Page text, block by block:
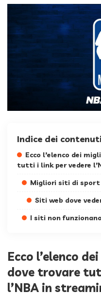
Indice dei contenuti
Ecco l’elenco dei
tutti i link per vedere
Migliori siti di
Siti web dove
I siti non
Ecco l’elenco
dove trovare
l’NBA in